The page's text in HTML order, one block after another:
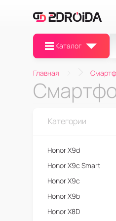
Каталог
Главная
Категории
Honor X9d
Honor X9c Smart
Honor X9c
Honor X9b
Honor X8D